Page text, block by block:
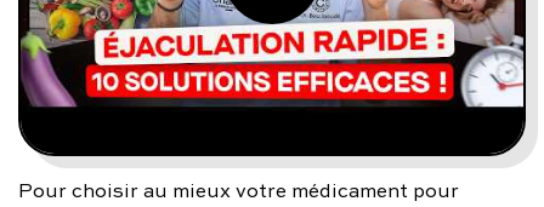
Pour choisir au mieux votre médicament pour